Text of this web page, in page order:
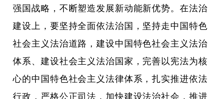
强国战略，不断塑造发展新动能新优势。在法治
建设上，要坚持全面依法治国，坚持走中国特色
社会主义法治道路，建设中国特色社会主义法治
体系、建设社会主义法治国家，完善以宪法为核
心的中国特色社会主义法律体系，扎实推进依法
行政，严格公正司法，加快建设法治社会，推进